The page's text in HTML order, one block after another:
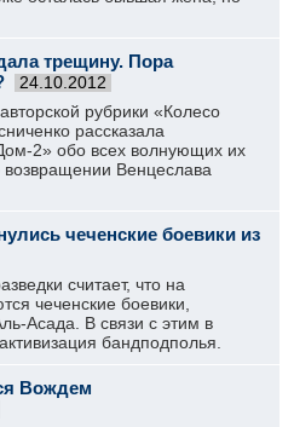
трещину. Пора
24.10.2012
рубрики «Колесо
рассказала
2» обо всех волнующих их
Венцеслава
чеченские боевики из
считает, что на
чеченские боевики,
Асада. В связи с этим в
бандподполья.
Вождем